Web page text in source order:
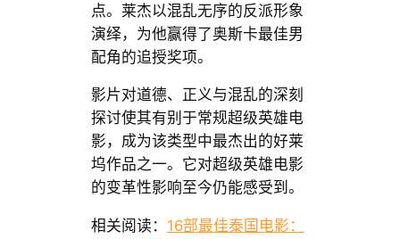
点。莱杰以混乱无序的反派形象
演绎，为他赢得了奥斯卡最佳男
配角的追授奖项。
影片对道德、正义与混乱的深刻
探讨使其有别于常规超级英雄电
影，成为该类型中最杰出的好莱
坞作品之一。它对超级英雄电影
的变革性影响至今仍能感受到。
相关阅读： 16部最佳泰国电影：